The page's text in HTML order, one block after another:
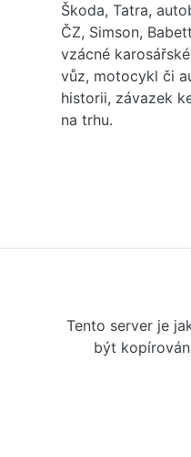
Škoda, Tatra,
ČZ, Simson,
vzácné
vůz, motocykl či
historii, závazek
na trhu.
Tento server je
být